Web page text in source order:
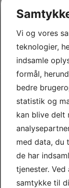
privatlivspolitikher.
Vi og vores
teknologier,
indsamle
formål,
bedre
statistik og
kan blive delt
med data, du
de har
tjenester.
samtykke til